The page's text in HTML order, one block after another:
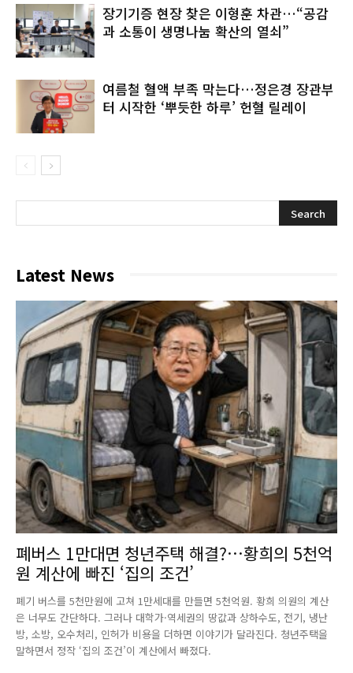
장기기증 현장 찾은 이형훈 차관…“공감
과 소통이 생명나눔 확산의 열쇠”
여름철 혈액 부족 막는다…정은경 장관부
터 시작한 ‘뿌듯한 하루’ 헌혈 릴레이
Latest News
폐버스 1만대면 청년주택 해결?…황희의 5천억
원 계산에 빠진 ‘집의 조건’
폐기 버스를 5천만원에 고쳐 1만세대를 만들면 5천억원. 황희 의원의 계산
은 너무도 간단하다. 그러나 대학가·역세권의 땅값과 상하수도, 전기, 냉난
방, 소방, 오수처리, 인허가 비용을 더하면 이야기가 달라진다. 청년주택을
말하면서 정작 ‘집의 조건’이 계산에서 빠졌다.